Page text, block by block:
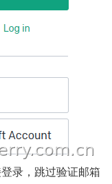
录，跳过验证邮箱